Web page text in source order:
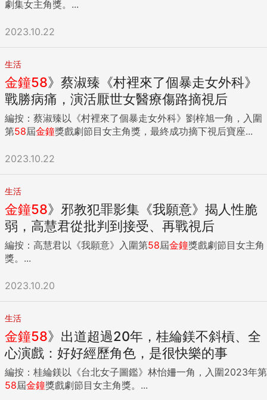
劇集女主角獎。...
2023.10.22
生活
金鐘58》蔡淑臻《村裡來了個暴走女外科》
戰勝病痛，演活厭世女醫療傷路摘視后
編按：蔡淑臻以《村裡來了個暴走女外科》劉梓旭一角，入圍
第58屆金鐘獎戲劇節目女主角獎，最終成功摘下視后寶座...
2023.10.22
生活
金鐘58》邪教犯罪影集《我願意》揭人性脆
弱，高慧君從批判到接受、再戰視后
編按：高慧君以《我願意》入圍第58屆金鐘獎戲劇節目女主角
獎。...
2023.10.20
生活
金鐘58》出道超過20年，桂綸鎂不斜槓、全
心演戲：好好經歷角色，是很快樂的事
編按：桂綸鎂以《台北女子圖鑑》林怡姍一角，入圍2023年第
58屆金鐘獎戲劇節目女主角獎。...